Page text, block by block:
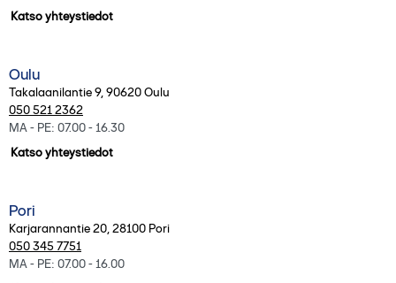
Katso yhteystiedot
Oulu
Takalaanilantie 9,90620Oulu
050 521 2362
MA - PE: 07.00 - 16.30
Katso yhteystiedot
Pori
Karjarannantie 20,28100 Pori
050 345 7751
MA - PE: 07.00 - 16.00